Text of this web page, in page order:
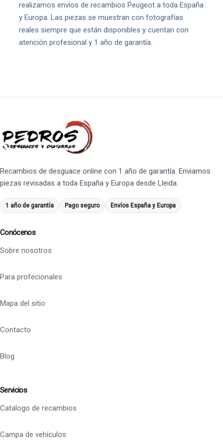
realizamos envíos de recambios Peugeot a toda España
y Europa. Las piezas se muestran con fotografías
reales siempre que están disponibles y cuentan con
atención profesional y 1 año de garantía.
Recambios de desguace online con 1 año de garantía. Enviamos
piezas revisadas a toda España y Europa desde Lleida.
1 año de garantía Pago seguro Envíos España y Europa
Conócenos
Sobre nosotros
Para profecionales
Mapa del sitio
Contacto
Blog
Servicios
Catalogo de recambios
Campa de vehículos